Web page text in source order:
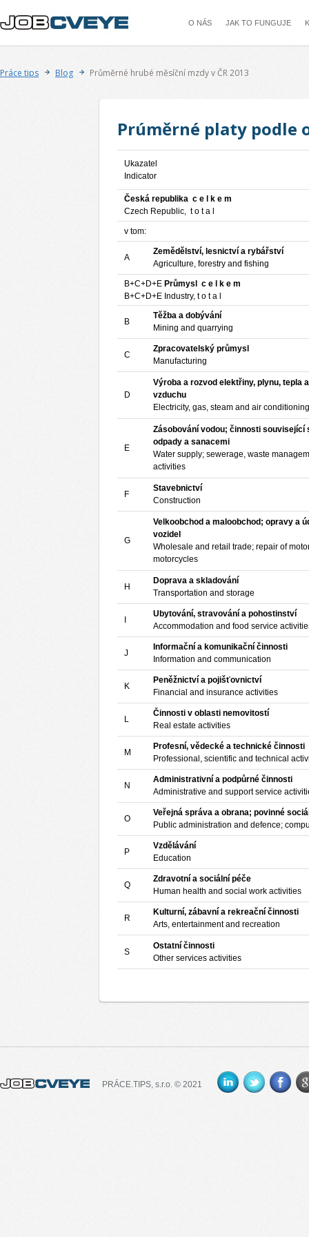
JOBCVEYE O NÁS JAK TO FUNGUJE
Práce tips Blog Průměrné hrubé měsíční mzdy v ČR 2013
Prúměrné platy podle
Ukazatel
Indicator
Česká republika c e l k e m
Czech Republic, t o t a l
v tom:
A
Zemědělství, lesnictví a rybářství
Agriculture, forestry and fishing
B+C+D+E Průmysl c e l k e m
B+C+D+E Industry, t o t a l
B
Těžba a dobývání
Mining and quarrying
C
Zpracovatelský průmysl
Manufacturing
D
Výroba a rozvod elektřiny, plynu, tepla
vzduchu
Electricity, gas, steam and air
E
Zásobování vodou; činnosti související
odpady a sanacemi
Water supply; sewerage, waste
activities
F
Stavebnictví
Construction
G
Velkoobchod a maloobchod; opravy a
vozidel
Wholesale and retail trade; repair of
motorcycles
H
Doprava a skladování
Transportation and storage
Ubytování, stravování a pohostinství
Accommodation and food service
J
Informační a komunikační činnosti
Information and communication
K
Peněžnictví a pojišťovnictví
Financial and insurance activities
L
Činnosti v oblasti nemovitostí
Real estate activities
M
Profesní, vědecké a technické činnosti
Professional, scientific and technical
N
Administrativní a podpůrné činnosti
Administrative and support service
O
Veřejná správa a obrana; povinné
Public administration and defence;
P
Vzdělávání
Education
Q
Zdravotní a sociální péče
Human health and social work activities
R
Kulturní, zábavní a rekreační činnosti
Arts, entertainment and recreation
S
Ostatní činnosti
Other services activities
PRÁCE.TIPS, s.r.o. © 2021